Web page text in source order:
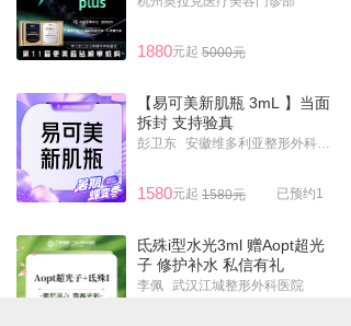
1880元起 5000元
【易可美新肌瓶 3mL 】当面
拆封 支持验真
彭卫东 安徽维多利亚整形外科医院
已预约1
1580元起 1580元
氐殊i型水光3ml 赠Aopt超光
子 修护补水 私信有礼
李佩 武汉江城整形外科医院